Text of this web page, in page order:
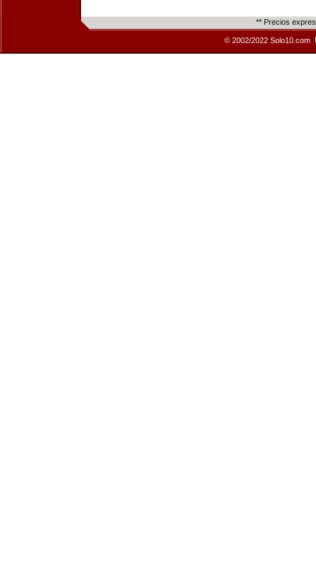
** Precios
© 2002/2022 Solo10.com